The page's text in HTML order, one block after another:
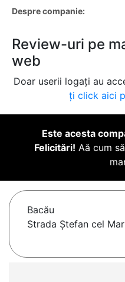
Despre companie:
Review-uri pe
web
Doar userii logați au
ți click aici
Este acesta
Felicitări! Aă cum
Bacău
Strada Ștefan cel